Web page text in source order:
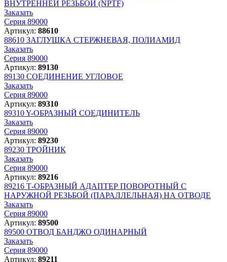
ВНУТРЕННЕЙ РЕЗЬБОЙ (NPTF)
Заказать
Серия 89000
Артикул: 88610
88610 ЗАГЛУШКА СТЕРЖНЕВАЯ, ПОЛИАМИД
Заказать
Серия 89000
Артикул: 89130
89130 СОЕДИНЕНИЕ УГЛОВОЕ
Заказать
Серия 89000
Артикул: 89310
89310Y-ОБРАЗНЫЙ СОЕДИНИТЕЛЬ
Заказать
Серия 89000
Артикул: 89230
89230 ТРОЙНИК
Заказать
Серия 89000
Артикул: 89216
89216 Т-ОБРАЗНЫЙ АДАПТЕР ПОВОРОТНЫЙ С
НАРУЖНОЙ РЕЗЬБОЙ (ПАРАЛЛЕЛЬНАЯ) НА ОТВОДЕ
Заказать
Серия 89000
Артикул: 89500
89500 ОТВОД БАНДЖО ОДИНАРНЫЙ
Заказать
Серия 89000
Артикул: 89211